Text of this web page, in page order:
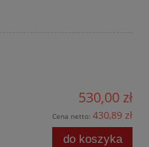
530,00 zł
Cena netto: 430,89 zł
do koszyka